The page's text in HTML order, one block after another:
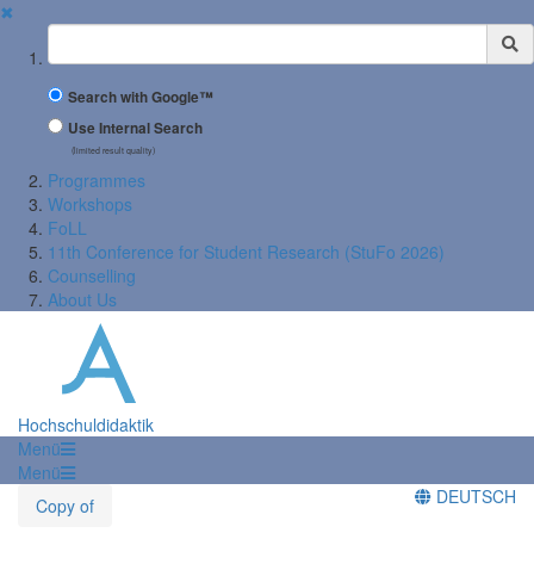
✖
Suchbegriff
Search with Google™
Use Internal Search
(limited result quality)
Programmes
Workshops
FoLL
11th Conference for Student Research (StuFo 2026)
Counselling
About Us
Hochschuldidaktik
Menü
Menü
Copy of
DEUTSCH